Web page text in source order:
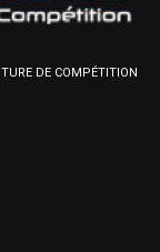
DE COMPÉTITION